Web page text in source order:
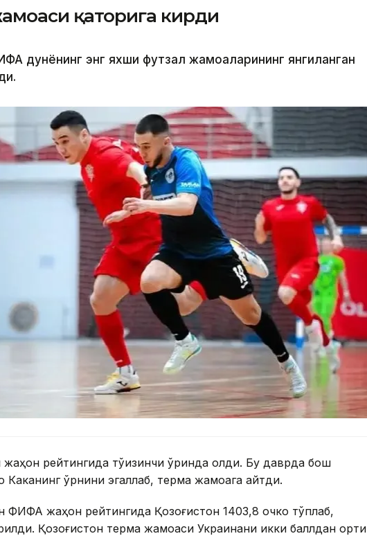
қаторига кирди
дунёнинг энг яхши футзал жамоаларининг янгиланган
рейтингида тўққизинчи ўринда қолди. Бу даврда бош
ўрнини эгаллаб, терма жамоага қайтди.
ФИФА жаҳон рейтингида Қозоғистон 1403,8 очко тўплаб,
Қозоғистон терма жамоаси Украинани икки баллдан ортиқ